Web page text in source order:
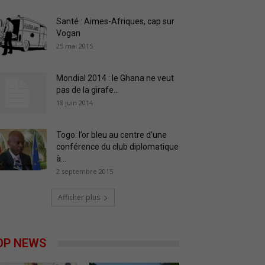
Santé : Aimes-Afriques, cap sur
Vogan
25 mai 2015
Mondial 2014 : le Ghana ne veut
pas de la girafe...
18 juin 2014
Togo: l’or bleu au centre d’une
conférence du club diplomatique
à...
2 septembre 2015
Afficher plus
NEWS